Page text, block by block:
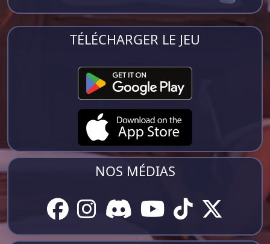
TÉLÉCHARGER LE JEU
NOS MÉDIAS